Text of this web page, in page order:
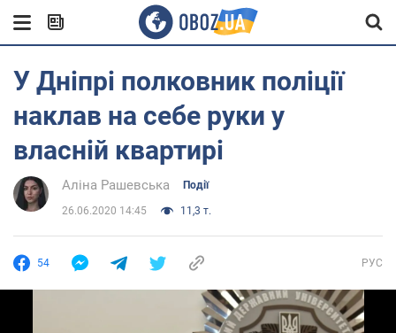
У Дніпрі полковник поліції
наклав на себе руки у
власній квартирі
Аліна Рашевська Події
26.06.2020 14:45 11,3 т.
54 РУС